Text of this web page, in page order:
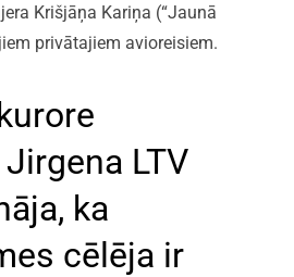
Krišjāņa Kariņa (“Jaunā
privātajiem avioreisiem.
LTV
ka
cēlēja ir